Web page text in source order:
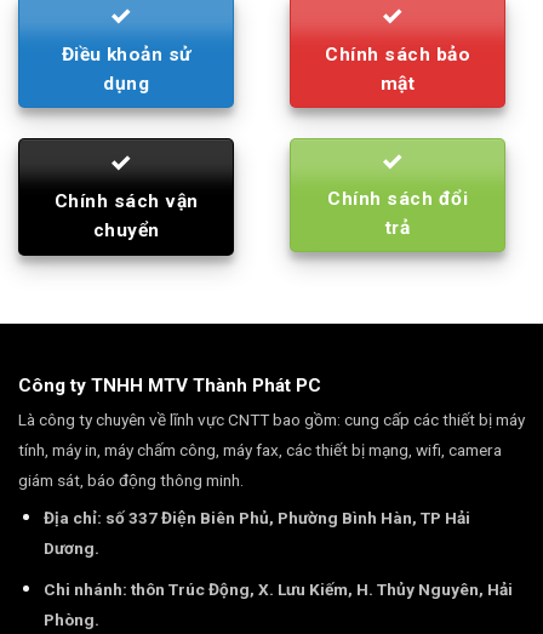
Điều khoản sử
dụng
Chính sách bảo
mật
Chính sách vận
chuyển
Chính sách đổi
trả
Công ty TNHH MTV Thành Phát PC
Là công ty chuyên về lĩnh vực CNTT bao gồm: cung cấp các thiết bị máy
tính, máy in, máy chấm công, máy fax, các thiết bị mạng, wifi, camera
giám sát, báo động thông minh.
Địa chỉ: số 337 Điện Biên Phủ, Phường Bình Hàn, TP Hải
Dương.
Chi nhánh: thôn Trúc Động, X. Lưu Kiếm, H. Thủy Nguyên, Hải
Phòng.